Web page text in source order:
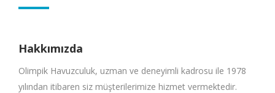
Hakkımızda
Olimpik Havuzculuk, uzman ve deneyimli kadrosu ile 1978
yılından itibaren siz müşterilerimize hizmet vermektedir.